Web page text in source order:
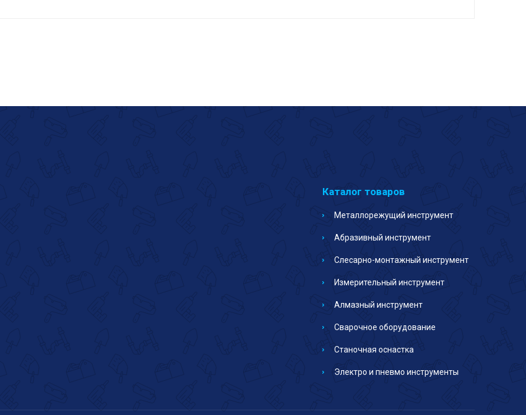
Каталог товаров
Металлорежущий инструмент
Абразивный инструмент
Слесарно-монтажный инструмент
Измерительный инструмент
Алмазный инструмент
Сварочное оборудование
Станочная оснастка
Электро и пневмо инструменты